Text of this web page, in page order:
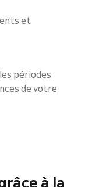
et
périodes
de votre
à la